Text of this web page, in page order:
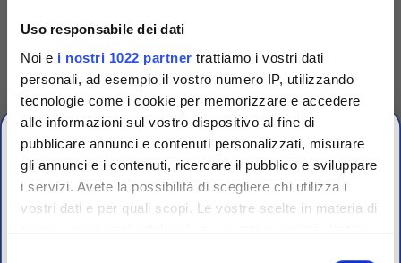
Uso responsabile dei dati
Noi e i nostri 1022 partner trattiamo i vostri dati
personali, ad esempio il vostro numero IP, utilizzando
tecnologie come i cookie per memorizzare e accedere
alle informazioni sul vostro dispositivo al fine di
pubblicare annunci e contenuti personalizzati, misurare
gli annunci e i contenuti, ricercare il pubblico e sviluppare
i servizi. Avete la possibilità di scegliere chi utilizza i
vostri dati e per quali scopi. Le vostre scelte in materia di
privacy sono applicabili solo su questa proprietà digitale
antibiotici
Dispensatore per cartucce con
dischi antibiotici brand
Biomaxima e compatibile
Oxoid.
Accedi Per visualizzare
prezzi e schede tecniche
CHIUSURA